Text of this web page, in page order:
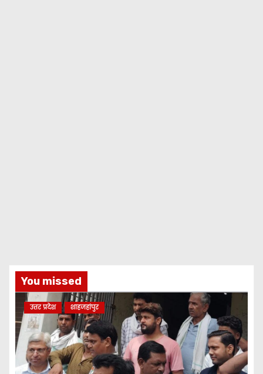
You missed
उत्तर प्रदेश शाहजहांपुर